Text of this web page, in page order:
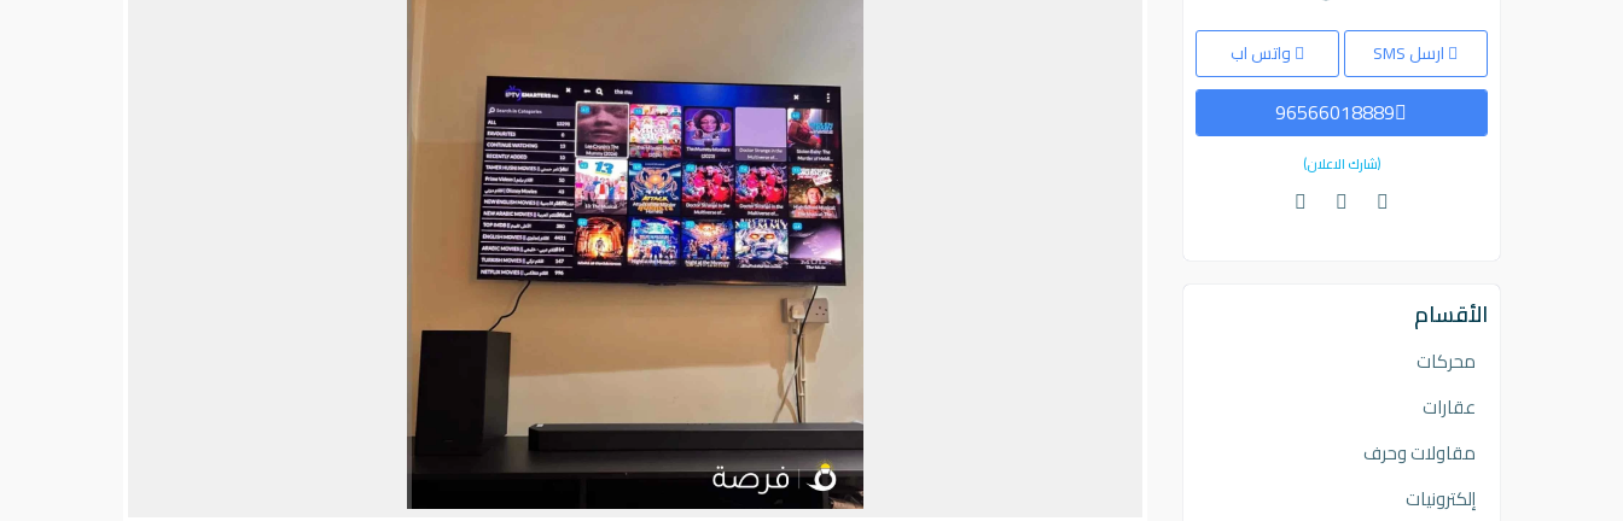
ارسل SMS واتس اب
96566018889
(شارك الاعلان)
الأقسام
محركات
عقارات
مقاولات وحرف
إلكترونيات